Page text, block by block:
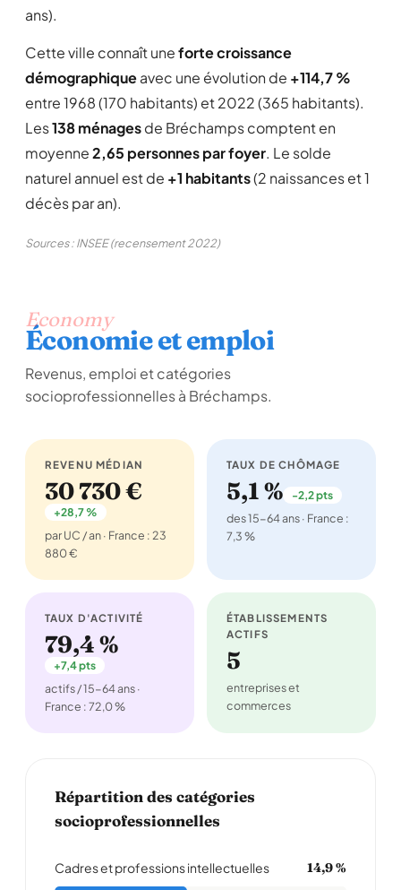
ans).
Cette ville connaît uneforte croissance
démographiqueavec une évolution de +114,7 %
entre 1968 (170 habitants) et 2022 (365 habitants).
Les138 ménagesde Bréchamps comptent en
moyenne2,65 personnes par foyer. Le solde
naturel annuel est de +1 habitants(2 naissances et 1
décès par an).
Sources : INSEE (recensement 2022)
Economy
Économie et emploi
Revenus, emploi et catégories
socioprofessionnelles à Bréchamps.
REVENU MÉDIAN
30 730 €
+28,7 %
par UC / an · France : 23
880 €
TAUX DE CHÔMAGE
5,1 % -2,2 pts
des 15-64 ans · France :
7,3 %
TAUX D'ACTIVITÉ
79,4 %
+7,4 pts
actifs / 15-64 ans ·
France : 72,0 %
ÉTABLISSEMENTS
ACTIFS
5
entreprises et
commerces
Répartition des catégories
socioprofessionnelles
Cadres et professions intellectuelles 14,9 %